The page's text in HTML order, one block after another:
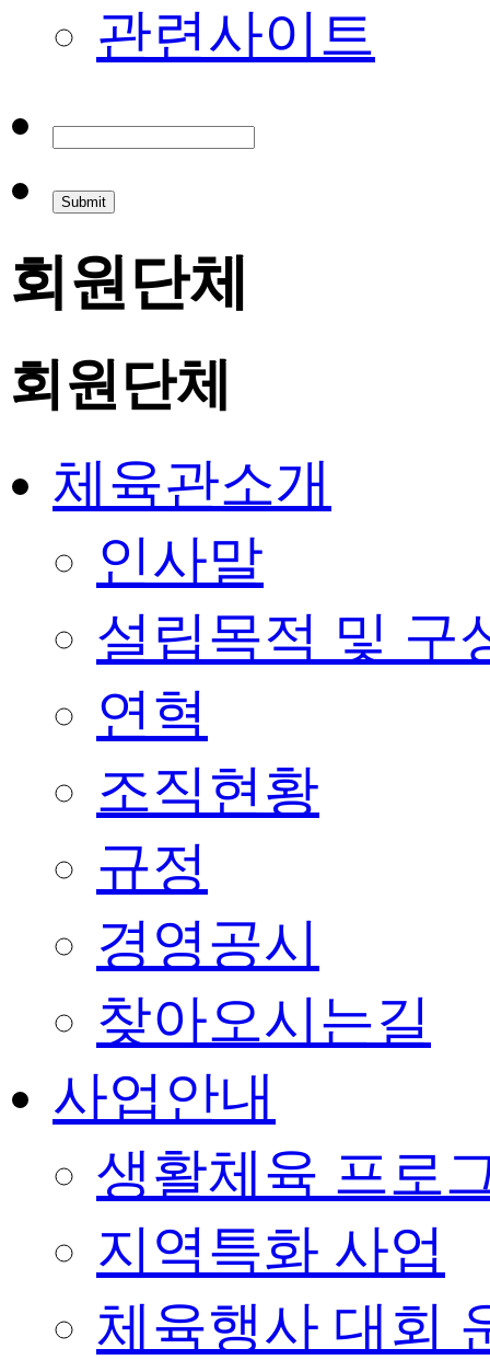
관련사이트
회원단체
회원단체
체육관소개
인사말
설립목적 및 구
연혁
조직현황
규정
경영공시
찾아오시는길
사업안내
생활체육 프로
지역특화 사업
체육행사 대회